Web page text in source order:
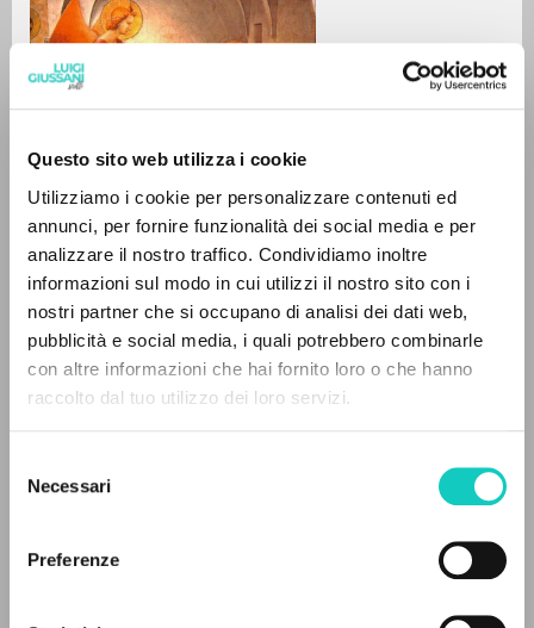
Questo sito web utilizza i cookie
Utilizziamo i cookie per personalizzare contenuti ed
annunci, per fornire funzionalità dei social media e per
analizzare il nostro traffico. Condividiamo inoltre
informazioni sul modo in cui utilizzi il nostro sito con i
nostri partner che si occupano di analisi dei dati web,
pubblicità e social media, i quali potrebbero combinarle
con altre informazioni che hai fornito loro o che hanno
raccolto dal tuo utilizzo dei loro servizi.
delNecessari
Preferenze
Cordas Durval Traductor
Giussani LuigiAutor
Oliveira NeófitaTraductor
Páginas: 400
BÚSQUEDA AVANZADA »
0DOCUMENTOS ENCONTRADOS
RESULTADOS SUCESIVOS